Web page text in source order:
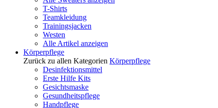
T-Shirts
Teamkleidung
Trainingsjacken
Westen
Alle Artikel anzeigen
Körperpflege
Zurück zu allen Kategorien Körperpflege
Desinfektionsmittel
Erste Hilfe Kits
Gesichtsmaske
Gesundheitspflege
Handpflege